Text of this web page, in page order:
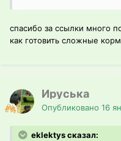
спасибо за ссылки много
как готовить сложные
Ируська
Опубликовано 16
eklektys сказал: